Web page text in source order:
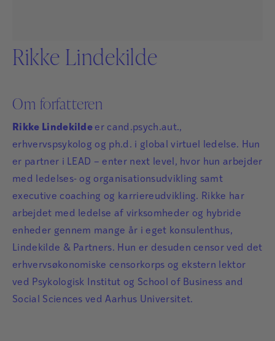
Rikke Lindekilde
Om forfatteren
Rikke Lindekilde er cand.psych.aut.,
erhvervspsykolog og ph.d. i global virtuel ledelse. Hun
er partner i LEAD – enter next level, hvor hun arbejder
med ledelses- og organisationsudvikling samt
executive coaching og karriereudvikling. Rikke har
arbejdet med ledelse af virksomheder og hybride
enheder gennem mange år i eget konsulenthus,
Lindekilde & Partners. Hun er desuden censor ved det
erhvervsøkonomiske censorkorps og ekstern lektor
ved Psykologisk Institut og School of Business and
Social Sciences ved Aarhus Universitet.